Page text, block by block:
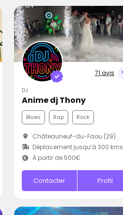
71 avis
DJ
Anime dj Thony
Blues Rap Rock
Châteauneuf-du-Faou (29)
Déplacement jusqu’à 300 kms
À partir de 500€
Contacter Profil